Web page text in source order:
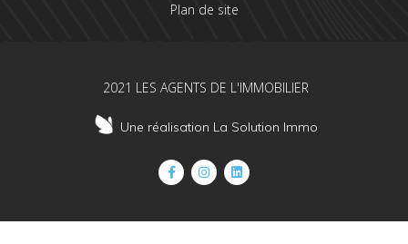
Plan de site
2021 LES AGENTS DE L'IMMOBILIER
Une réalisation La Solution Immo